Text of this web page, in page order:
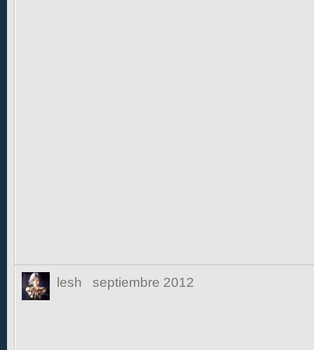
lesh septiembre 2012